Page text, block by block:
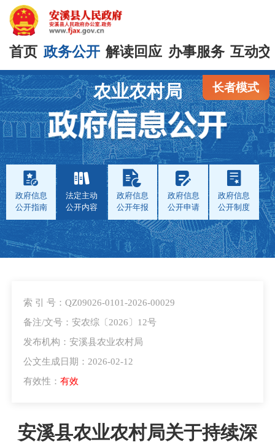
首页 政务公开 解读回应 办事服务 互动
长者模式
农业农村局
政府信息
公开指南
法定主动
公开内容
政府信息
公开年报
政府信息
公开申请
政府信息
公开制度
索 引 号：QZ09026-0101-2026-00029
备注/文号：安农综〔2026〕12号
发布机构：安溪县农业农村局
公文生成日期：2026-02-12
有效性： 有效
安溪县农业农村局关于持续深